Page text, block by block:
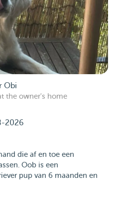
Obi
the owner's home
2026
die af en toe een
Oob is een
pup van 6 maanden en